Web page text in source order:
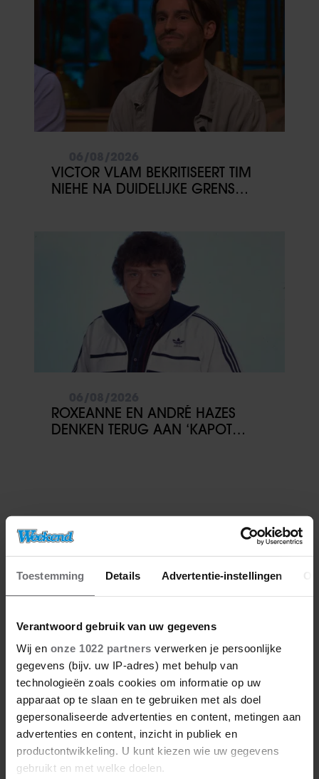
Toestemming Details Advertentie-instellingen
Verantwoord gebruik van uw gegevens
Wij en onze 1022 partners verwerken je persoonlijke
gegevens (bijv. uw IP-adres) met behulp van
technologieën zoals cookies om informatie op uw
apparaat op te slaan en te gebruiken met als doel
gepersonaliseerde advertenties en content, metingen aan
advertenties en content, inzicht in publiek en
productontwikkeling. U kunt kiezen wie uw gegevens
gebruikt en met welke doelen.
VICTOR VLAM BEKRITISEERT TIM
NIEHE NA DUIDELIJKE GRENS
ROXEANNE EN ANDRÉ HAZES
DENKEN TERUG AAN ‘KAPOT